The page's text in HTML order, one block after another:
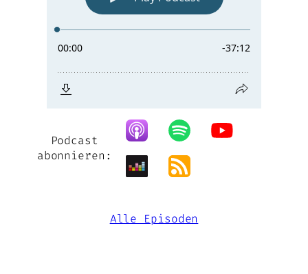
Podcast
abonnieren:
Alle Episoden